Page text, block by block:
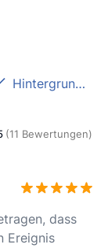
Hintergrundmusik
(11 Bewertungen)
dass
Ereignis